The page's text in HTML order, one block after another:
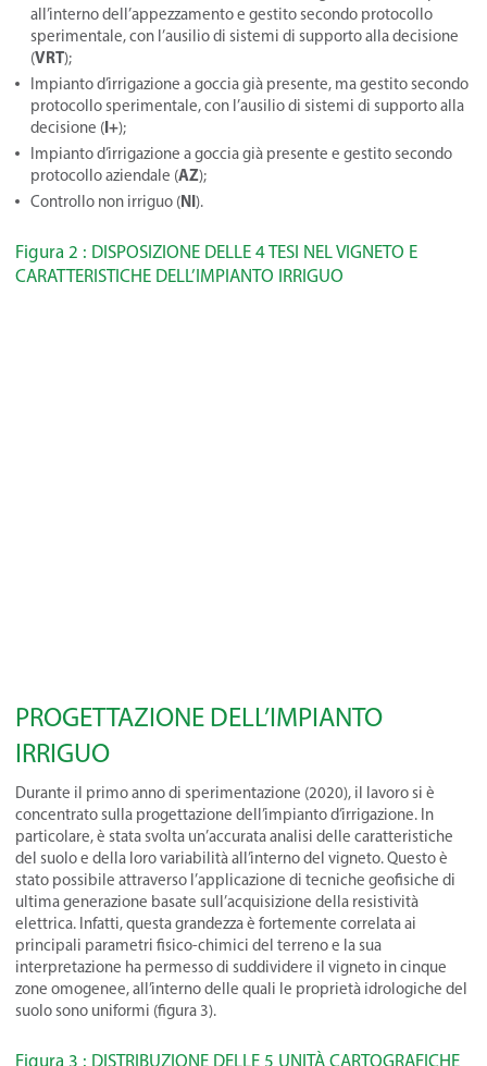
all’interno dell’appezzamento e gestito secondo protocollo
sperimentale, con l’ausilio di sistemi di supporto alla decisione
(VRT);
Impianto d’irrigazione a goccia già presente, ma gestito secondo
protocollo sperimentale, con l’ausilio di sistemi di supporto alla
decisione (I+);
Impianto d’irrigazione a goccia già presente e gestito secondo
protocollo aziendale (AZ);
Controllo non irriguo (NI).
Figura 2 : DISPOSIZIONE DELLE 4 TESI NEL VIGNETO E
CARATTERISTICHE DELL’IMPIANTO IRRIGUO
PROGETTAZIONE DELL’IMPIANTO
IRRIGUO
Durante il primo anno di sperimentazione (2020), il lavoro si è
concentrato sulla progettazione dell’impianto d’irrigazione. In
particolare, è stata svolta un’accurata analisi delle caratteristiche
del suolo e della loro variabilità all’interno del vigneto. Questo è
stato possibile attraverso l’applicazione di tecniche geofisiche di
ultima generazione basate sull’acquisizione della resistività
elettrica. Infatti, questa grandezza è fortemente correlata ai
principali parametri fisico-chimici del terreno e la sua
interpretazione ha permesso di suddividere il vigneto in cinque
zone omogenee, all’interno delle quali le proprietà idrologiche del
suolo sono uniformi (figura 3).
Figura 3 : DISTRIBUZIONE DELLE 5 UNITÀ CARTOGRAFICHE